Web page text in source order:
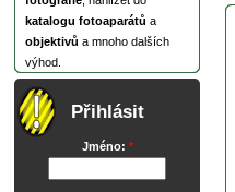
katalogu fotoaparátů a
objektivů a mnoho dalších
výhod.
Přihlásit
Jméno: *